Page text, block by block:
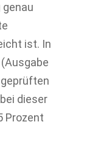
ist. In
dieser
Prozent